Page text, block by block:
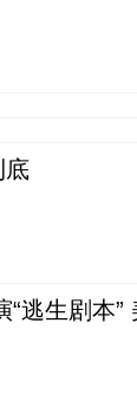
底
逃生剧本”